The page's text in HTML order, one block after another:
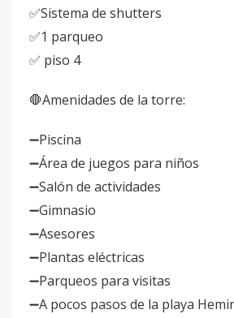
✅Sistema de shutters
✅1 parqueo
✅ piso 4
🛑Amenidades de la torre:
➖Piscina
➖Área de juegos para niños
➖Salón de actividades
➖Gimnasio
➖Asesores
➖Plantas eléctricas
➖Parqueos para visitas
➖A pocos pasos de la playa